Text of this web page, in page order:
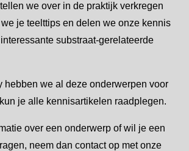
we over in de praktijk verkregen
je teelttips en delen we onze kennis
substraat-gerelateerde
hebben we al deze onderwerpen voor
je alle kennisartikelen raadplegen.
over een onderwerp of wil je een
neem dan contact op met onze